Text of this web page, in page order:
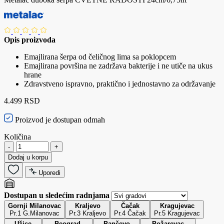
Opis proizvoda
Emajlirana šerpa od čeličnog lima sa poklopcem
Emajlirana površina ne zadržava bakterije i ne utiče na ukus
hrane
Zdravstveno ispravno, praktično i jednostavno za održavanje
4.499 RSD
Proizvod je dostupan odmah
Količina
-
+
Dodaj u korpu
Uporedi
Dostupan u sledećim radnjama
Gornji Milanovac
Pr.1 G.Milanovac
Kraljevo
Pr.3 Kraljevo
Čačak
Pr.4 Čačak
Kragujevac
Pr.5 Kragujevac